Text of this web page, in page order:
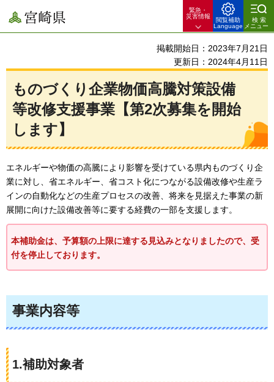
宮崎県
緊急・
災害情報
閲覧補助
Language
検索
メニュー
掲載開始日：2023年7月21日
更新日：2024年4月11日
ものづくり企業物価高騰対策設備
等改修支援事業【第2次募集を開始
します】
エネルギーや物価の高騰により影響を受けている県内ものづくり企
業に対し、省エネルギー、省コスト化につながる設備改修や生産ラ
インの自動化などの生産プロセスの改善、将来を見据えた事業の新
展開に向けた設備改善等に要する経費の一部を支援します。
本補助金は、予算額の上限に達する見込みとなりましたので、受
付を停止しております。
事業内容等
1.補助対象者